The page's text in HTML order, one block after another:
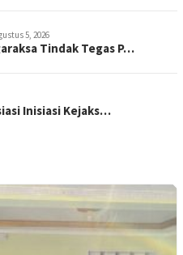
5, 2026
Tindak Tegas P…
Inisiasi Kejaks…